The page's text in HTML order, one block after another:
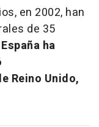
en 2002, han
de 35
ha
Reino Unido,